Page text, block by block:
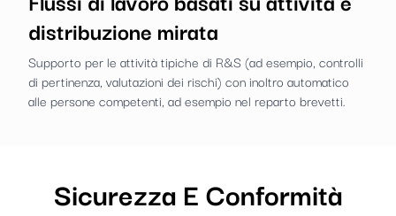
distribuzione mirata
Supporto per le attività tipiche di R&S (ad esempio, controlli
di pertinenza, valutazioni dei rischi) con inoltro automatico
alle persone competenti, ad esempio nel reparto brevetti.
Sicurezza E Conformità